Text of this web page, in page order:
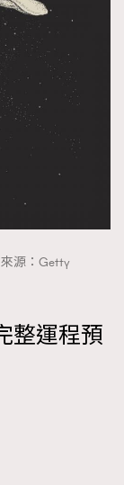
源：Getty
整運程預